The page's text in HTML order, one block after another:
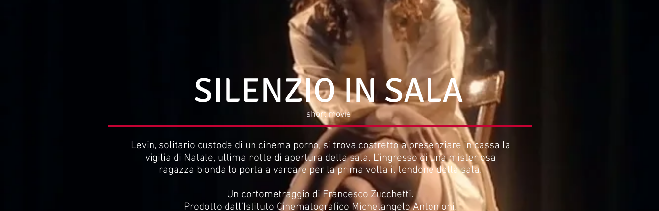
short movie
SILENZIO IN SALA
Levin, solitario custode di un cinema porno, si trova costretto a presenziare in cassa la
vigilia di Natale, ultima notte di apertura della sala. L'ingresso di una misteriosa
ragazza bionda lo porta a varcare per la prima volta il tendone della sala.
Un cortometraggio di Francesco Zucchetti.
Prodotto dall'Istituto Cinematografico Michelangelo Antonioni.